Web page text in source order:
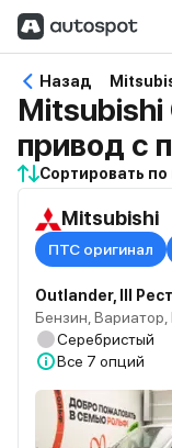
Назад
Mitsubishi
привод с
Сортировать по
Mitsubishi
ПТС оригинал
Outlander, III
Бензин,
Серебристый
Все 7 опций